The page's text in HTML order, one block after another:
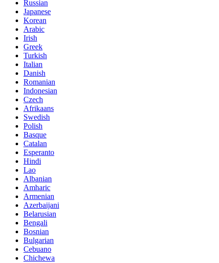
Russian
Japanese
Korean
Arabic
Irish
Greek
Turkish
Italian
Danish
Romanian
Indonesian
Czech
Afrikaans
Swedish
Polish
Basque
Catalan
Esperanto
Hindi
Lao
Albanian
Amharic
Armenian
Azerbaijani
Belarusian
Bengali
Bosnian
Bulgarian
Cebuano
Chichewa